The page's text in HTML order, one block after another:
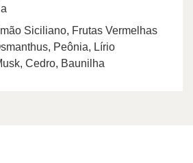
Siciliano, Frutas Vermelhas
Peônia, Lírio
Cedro, Baunilha